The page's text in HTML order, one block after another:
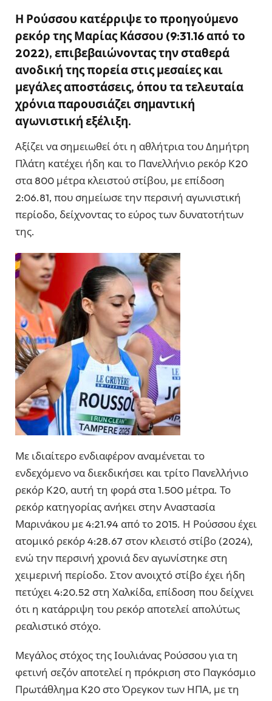
Η Ρούσσου κατέρριψε το προηγούμενο
ρεκόρ της Μαρίας Κάσσου (9:31.16 από το
2022), επιβεβαιώνοντας την σταθερά
ανοδική της πορεία στις μεσαίες και
μεγάλες αποστάσεις, όπου τα τελευταία
χρόνια παρουσιάζει σημαντική
αγωνιστική εξέλιξη.
Αξίζει να σημειωθεί ότι η αθλήτρια του Δημήτρη
Πλάτη κατέχει ήδη και το Πανελλήνιο ρεκόρ Κ20
στα 800 μέτρα κλειστού στίβου, με επίδοση
2:06.81, που σημείωσε την περσινή αγωνιστική
περίοδο, δείχνοντας το εύρος των δυνατοτήτων
της.
Με ιδιαίτερο ενδιαφέρον αναμένεται το
ενδεχόμενο να διεκδικήσει και τρίτο Πανελλήνιο
ρεκόρ Κ20, αυτή τη φορά στα 1.500 μέτρα. Το
ρεκόρ κατηγορίας ανήκει στην Αναστασία
Μαρινάκου με 4:21.94 από το 2015. Η Ρούσσου έχει
ατομικό ρεκόρ 4:28.67 στον κλειστό στίβο (2024),
ενώ την περσινή χρονιά δεν αγωνίστηκε στη
χειμερινή περίοδο. Στον ανοιχτό στίβο έχει ήδη
πετύχει 4:20.52 στη Χαλκίδα, επίδοση που δείχνει
ότι η κατάρριψη του ρεκόρ αποτελεί απολύτως
ρεαλιστικό στόχο.
Μεγάλος στόχος της Ιουλιάνας Ρούσσου για τη
φετινή σεζόν αποτελεί η πρόκριση στο Παγκόσμιο
Πρωτάθλημα Κ20 στο Όρεγκον των ΗΠΑ, με τη